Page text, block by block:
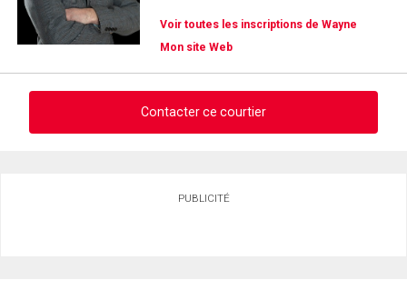
Voir toutes les inscriptions de Wayne
Mon site Web
Contacter ce courtier
PUBLICITÉ